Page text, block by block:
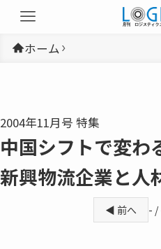
ホーム
2004年11月号 特集
中国シフトで変わ
新興物流企業と人
◀ 前へ - /